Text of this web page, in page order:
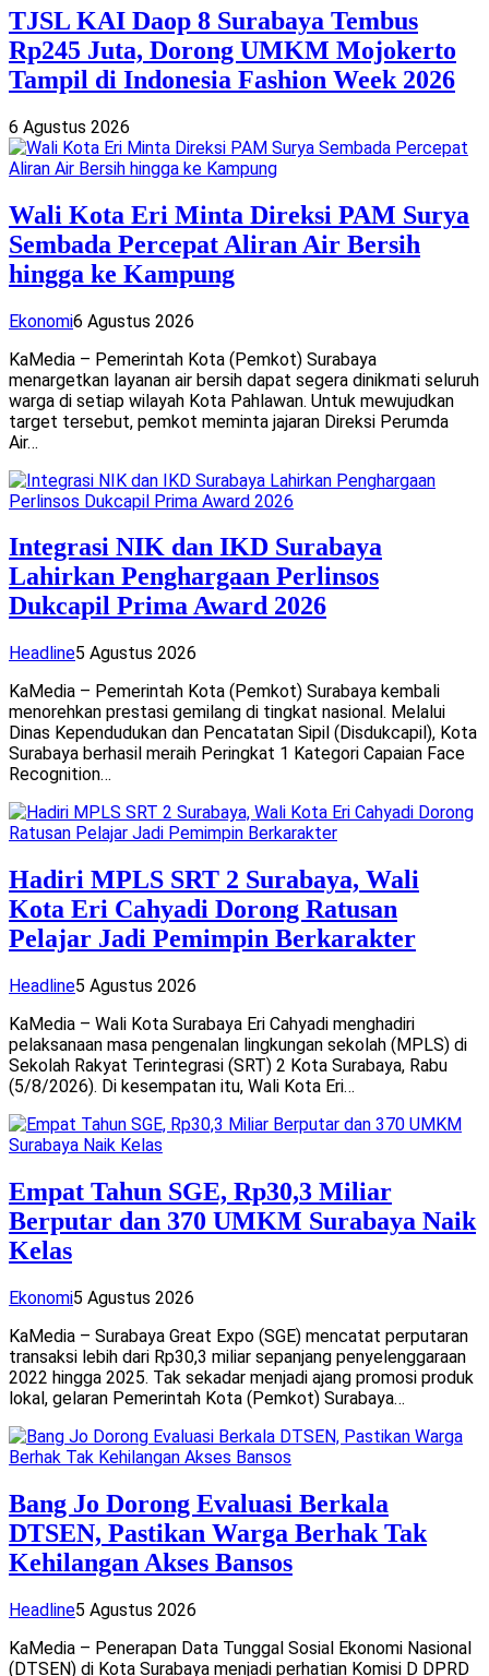
TJSL KAI Daop 8 Surabaya Tembus
Rp245 Juta, Dorong UMKM Mojokerto
Tampil di Indonesia Fashion Week 2026
6 Agustus 2026
Wali Kota Eri Minta Direksi PAM Surya
Sembada Percepat Aliran Air Bersih
hingga ke Kampung
Ekonomi6 Agustus 2026
KaMedia – Pemerintah Kota (Pemkot) Surabaya
menargetkan layanan air bersih dapat segera dinikmati seluruh
warga di setiap wilayah Kota Pahlawan. Untuk mewujudkan
target tersebut, pemkot meminta jajaran Direksi Perumda
Air…
Integrasi NIK dan IKD Surabaya
Lahirkan Penghargaan Perlinsos
Dukcapil Prima Award 2026
Headline5 Agustus 2026
KaMedia – Pemerintah Kota (Pemkot) Surabaya kembali
menorehkan prestasi gemilang di tingkat nasional. Melalui
Dinas Kependudukan dan Pencatatan Sipil (Disdukcapil), Kota
Surabaya berhasil meraih Peringkat 1 Kategori Capaian Face
Recognition…
Hadiri MPLS SRT 2 Surabaya, Wali
Kota Eri Cahyadi Dorong Ratusan
Pelajar Jadi Pemimpin Berkarakter
Headline5 Agustus 2026
KaMedia – Wali Kota Surabaya Eri Cahyadi menghadiri
pelaksanaan masa pengenalan lingkungan sekolah (MPLS) di
Sekolah Rakyat Terintegrasi (SRT) 2 Kota Surabaya, Rabu
(5/8/2026). Di kesempatan itu, Wali Kota Eri…
Empat Tahun SGE, Rp30,3 Miliar
Berputar dan 370 UMKM Surabaya Naik
Kelas
Ekonomi5 Agustus 2026
KaMedia – Surabaya Great Expo (SGE) mencatat perputaran
transaksi lebih dari Rp30,3 miliar sepanjang penyelenggaraan
2022 hingga 2025. Tak sekadar menjadi ajang promosi produk
lokal, gelaran Pemerintah Kota (Pemkot) Surabaya…
Bang Jo Dorong Evaluasi Berkala
DTSEN, Pastikan Warga Berhak Tak
Kehilangan Akses Bansos
Headline5 Agustus 2026
KaMedia – Penerapan Data Tunggal Sosial Ekonomi Nasional
(DTSEN) di Kota Surabaya menjadi perhatian Komisi D DPRD